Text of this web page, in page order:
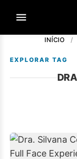
INÍCIO /
EXPLORAR TAG